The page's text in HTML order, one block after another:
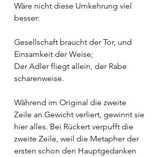
Wäre nicht diese Umkehrung viel
besser:
Gesellschaft braucht der Tor, und
Einsamkeit der Weise;
Der Adler fliegt allein, der Rabe
scharenweise.
Während im Original die zweite
Zeile an Gewicht verliert, gewinnt sie
hier alles. Bei Rückert verpufft die
zweite Zeile, weil die Metapher der
ersten schon den Hauptgedanken